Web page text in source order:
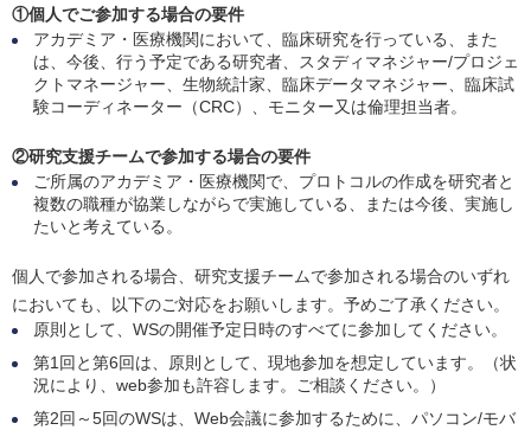
①個人でご参加する場合の要件
アカデミア・医療機関において、臨床研究を行っている、また
は、今後、行う予定である研究者、スタディマネジャー/プロジェ
クトマネージャー、生物統計家、臨床データマネジャー、臨床試
験コーディネーター（CRC）、モニター又は倫理担当者。
②研究支援チームで参加する場合の要件
ご所属のアカデミア・医療機関で、プロトコルの作成を研究者と
複数の職種が協業しながらで実施している、または今後、実施し
たいと考えている。
個人で参加される場合、研究支援チームで参加される場合のいずれ
においても、以下のご対応をお願いします。予めご了承ください。
原則として、WSの開催予定日時のすべてに参加してください。
第1回と第6回は、原則として、現地参加を想定しています。（状
況により、web参加も許容します。ご相談ください。）
第2回～5回のWSは、Web会議に参加するために、パソコン/モバ